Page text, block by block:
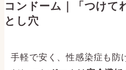
コンドーム｜「つけて
とし穴
手軽で安く、性感染症も防